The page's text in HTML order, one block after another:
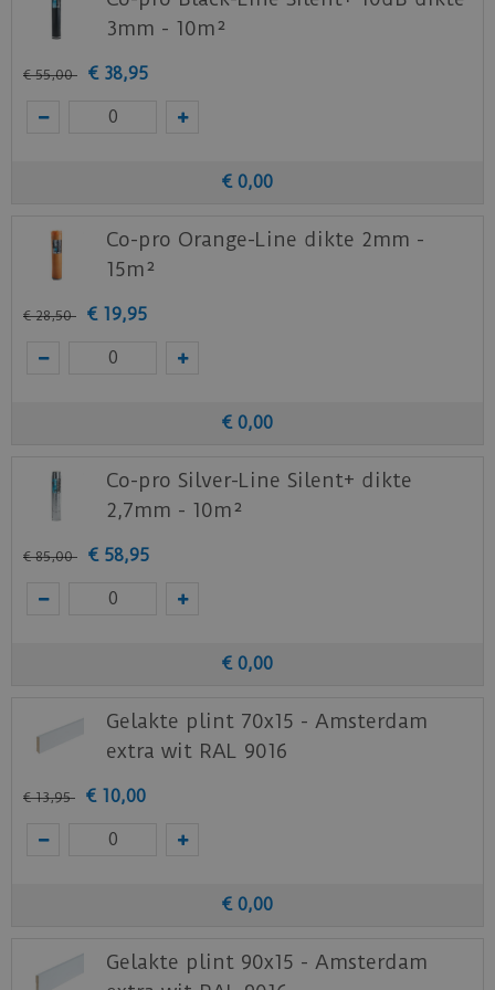
3mm - 10m²
€ 55,00 € 38,95
€ 0,00
Co-pro Orange-Line dikte 2mm -
15m²
€ 28,50 € 19,95
€ 0,00
Co-pro Silver-Line Silent+ dikte
2,7mm - 10m²
€ 85,00 € 58,95
€ 0,00
Gelakte plint 70x15 - Amsterdam
extra wit RAL 9016
€ 13,95 € 10,00
€ 0,00
Gelakte plint 90x15 - Amsterdam